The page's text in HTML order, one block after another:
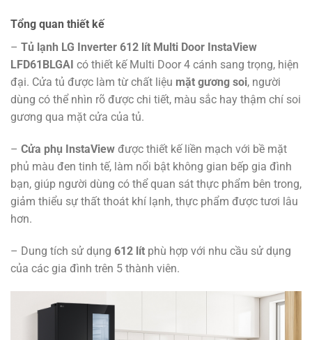
Tổng quan thiết kế
– Tủ lạnh LG Inverter 612 lít Multi Door InstaView
LFD61BLGAI có thiết kế Multi Door 4 cánh sang trọng, hiện
đại. Cửa tủ được làm từ chất liệu mặt gương soi, người
dùng có thể nhìn rõ được chi tiết, màu sắc hay thậm chí soi
gương qua mặt cửa của tủ.
– Cửa phụ InstaView được thiết kế liền mạch với bề mặt
phủ màu đen tinh tế, làm nổi bật không gian bếp gia đình
bạn, giúp người dùng có thể quan sát thực phẩm bên trong,
giảm thiểu sự thất thoát khí lạnh, thực phẩm được tươi lâu
hơn.
– Dung tích sử dụng 612 lít phù hợp với nhu cầu sử dụng
của các gia đình trên 5 thành viên.